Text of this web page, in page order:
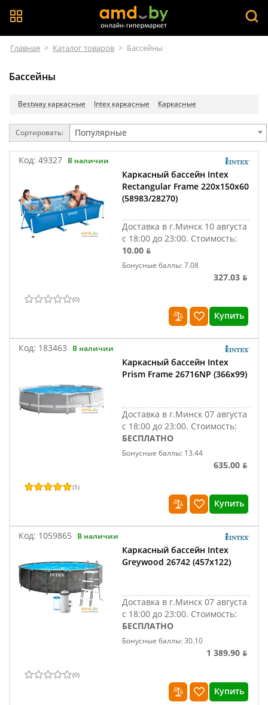
Главная > Каталог товаров > Бассейны
Бассейны
Bestway каркасные Intex каркасные Каркасные
Сортировать: Популярные
Код: 49327 В наличии
Каркасный бассейн Intex
Rectangular Frame 220х150х60
(58983/28270)
Доставка в г.Минск 10 августа
с 18:00 до 23:00. Стоимость:
10.00 ƃ
Бонусные баллы: 7.08
327.03 ƃ
(0)
Купить
Код: 183463 В наличии
Каркасный бассейн Intex
Prism Frame 26716NP (366х99)
Доставка в г.Минск 07 августа
с 18:00 до 23:00. Стоимость:
БЕСПЛАТНО
Бонусные баллы: 13.44
635.00 ƃ
(5)
Купить
Код: 1059865 В наличии
Каркасный бассейн Intex
Greywood 26742 (457x122)
Доставка в г.Минск 07 августа
с 18:00 до 23:00. Стоимость:
БЕСПЛАТНО
Бонусные баллы: 30.10
1 389.90 ƃ
(0)
Купить